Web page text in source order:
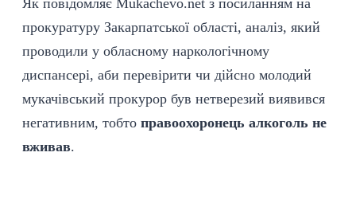
Як повідомляє Мukachevo.net з посиланням на
прокуратуру Закарпатської області, аналіз, який
проводили у обласному наркологічному
диспансері, аби перевірити чи дійсно молодий
мукачівський прокурор був нетверезий виявився
негативним, тобто правоохоронець алкоголь не
вживав.